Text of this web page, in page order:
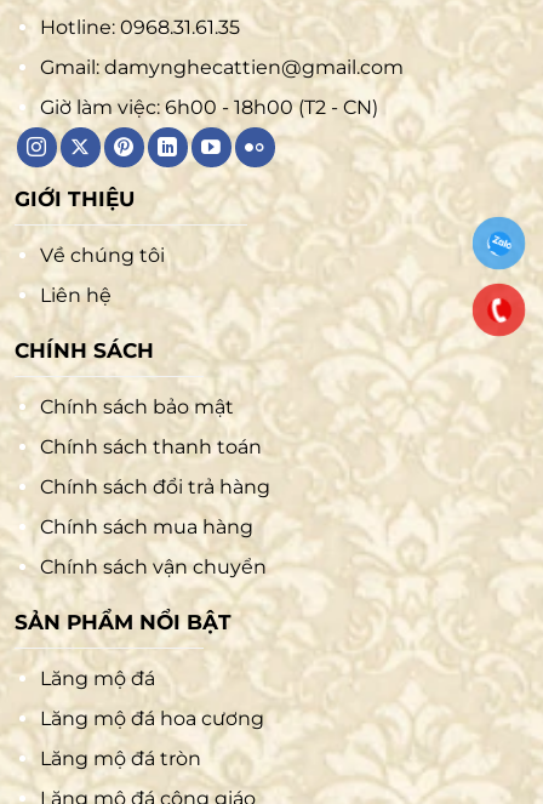
Hotline: 0968.31.61.35
Gmail: damynghecattien@gmail.com
Giờ làm việc: 6h00 - 18h00 (T2 - CN)
GIỚI THIỆU
Về chúng tôi
Liên hệ
CHÍNH SÁCH
Chính sách bảo mật
Chính sách thanh toán
Chính sách đổi trả hàng
Chính sách mua hàng
Chính sách vận chuyển
SẢN PHẨM NỔI BẬT
Lăng mộ đá
Lăng mộ đá hoa cương
Lăng mộ đá tròn
Lăng mộ đá công giáo